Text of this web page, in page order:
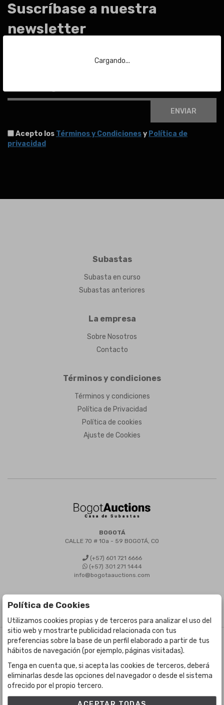
Cargando...
Suscríbase a nuestra
newsletter
Email
ENVIAR
Acepto los Términos y Condicionesy Política de
privacidad
Subastas
Subasta en curso
Subastas anteriores
La empresa
Sobre Nosotros
Contacto
Términos y condiciones
Términos y condiciones
Política de Privacidad
Política de cookies
Ajuste de Cookies
BOGOTÁ
CALLE 70 # 10a - 59 BOGOTÁ, CO
(+57) 601 721 6666
(+57) 301 271 1444
info@bogotaauctions.com
©Bogota Auctions- Todos los derechos reservados
Desarrollado por Labelgrup Networks.
Política de Cookies
Utilizamos cookies propias y de terceros para analizar el uso del
sitio web y mostrarte publicidad relacionada con tus
preferencias sobre la base de un perfil elaborado a partir de tus
hábitos de navegación (por ejemplo, páginas visitadas).
Tenga en cuenta que, si acepta las cookies de terceros, deberá
eliminarlas desde las opciones del navegador o desde el sistema
ofrecido por el propio tercero.